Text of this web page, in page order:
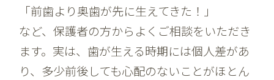
「前歯より奥歯が先に生えてきた！」
など、保護者の方からよくご相談をいただき
ます。 実は、歯が生える時期には個人差があ
り、多少前後しても心配のないことがほとん